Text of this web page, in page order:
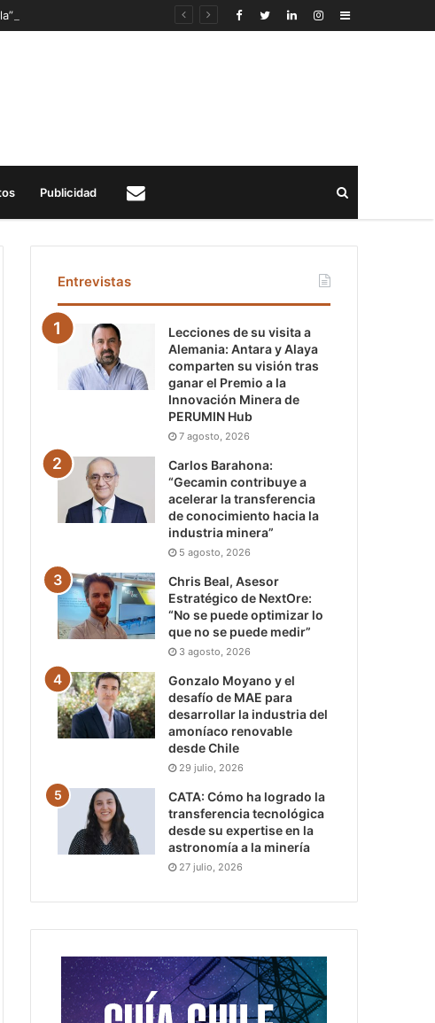
Sidebar
Publicidad
Entrevistas
Lecciones de su visita a
Alemania: Antara y Alaya
comparten su visión tras
ganar el Premio a la
Innovación Minera de
PERUMIN Hub
7 agosto, 2026
Carlos Barahona:
“Gecamin contribuye a
acelerar la transferencia
de conocimiento hacia la
industria minera”
5 agosto, 2026
Chris Beal, Asesor
Estratégico de NextOre:
“No se puede optimizar lo
que no se puede medir”
3 agosto, 2026
Gonzalo Moyano y el
desafío de MAE para
desarrollar la industria del
amoníaco renovable
desde Chile
29 julio, 2026
CATA: Cómo ha logrado la
transferencia tecnológica
desde su expertise en la
astronomía a la minería
27 julio, 2026